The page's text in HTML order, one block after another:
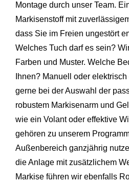
Montage durch unser Team.
Markisenstoff mit
dass Sie im Freien ungestört
Welches Tuch darf es sein?
Farben und Muster. Welche
Ihnen? Manuell oder
gerne bei der Auswahl der
robustem Markisenarm und
wie ein Volant oder effektive
gehören zu unserem
Außenbereich ganzjährig
die Anlage mit zusätzlichem
Markise führen wir ebenfalls